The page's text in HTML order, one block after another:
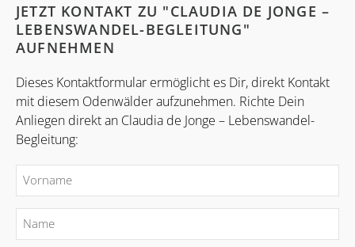
JETZT KONTAKT ZU "CLAUDIA DE JONGE –
LEBENSWANDEL-BEGLEITUNG"
AUFNEHMEN
Dieses Kontaktformular ermöglicht es Dir, direkt Kontakt
mit diesem Odenwälder aufzunehmen. Richte Dein
Anliegen direkt an Claudia de Jonge – Lebenswandel-
Begleitung: